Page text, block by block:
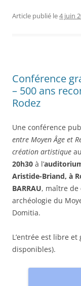
Article publié le4 juin
Conférence
– 500 ans
Rodez
Une conférence
entre Moyen Âge et
création artistique
20h30 à l’
Aristide-Briand, à
BARRAU, maître de
archéologie du
Domitia.
L’entrée est libre
disponibles).